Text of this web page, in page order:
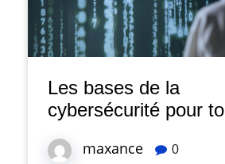
Les bases de la
cybersécurité pour
maxance 0